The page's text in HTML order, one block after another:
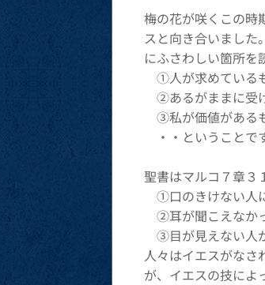
梅の花が咲くこの時
スと向き合いました
にふさわしい箇所を
①人が求めている
②あるがままに受
③私が価値がある
・・ということで
聖書はマルコ７章３
①口のきけない人
②耳が聞こえなか
③目が見えない人
人々はイエスがなさ
が、イエスの技によ